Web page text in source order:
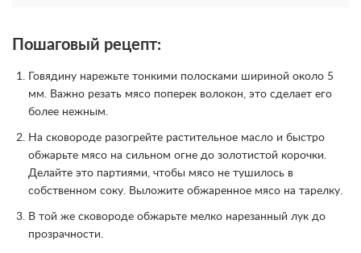
Пошаговый рецепт:
Говядину нарежьте тонкими полосками шириной около 5
мм. Важно резать мясо поперек волокон, это сделает его
более нежным.
На сковороде разогрейте растительное масло и быстро
обжарьте мясо на сильном огне до золотистой корочки.
Делайте это партиями, чтобы мясо не тушилось в
собственном соку. Выложите обжаренное мясо на тарелку.
В той же сковороде обжарьте мелко нарезанный лук до
прозрачности.